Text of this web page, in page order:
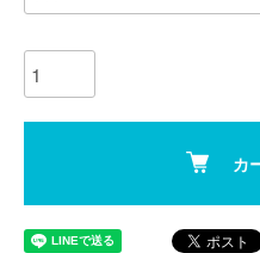
カ